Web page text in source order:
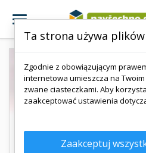
Ta strona używa
Zgodnie z obowiązującym
internetowa umieszcza na
zwane ciasteczkami. Aby
zaakceptować ustawienia
Zaakceptuj